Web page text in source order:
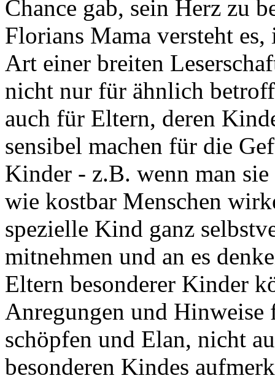
Chance gab, sein Herz zu
Florians Mama versteht
Art einer breiten
nicht nur für ähnlich
auch für Eltern, deren
sensibel machen für die
Kinder - z.B. wenn man sie
wie kostbar Menschen
spezielle Kind ganz
mitnehmen und an es
Eltern besonderer Kinder
Anregungen und Hinweise
schöpfen und Elan, nicht
besonderen Kindes